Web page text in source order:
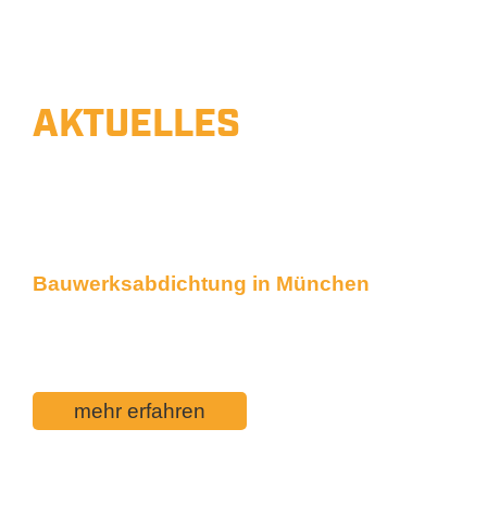
AKTUELLES
Bauwerksabdichtung in München
mehr erfahren